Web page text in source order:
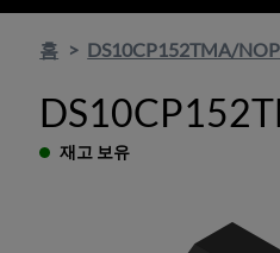
홈 DS10CP152TMA/
재고 보유